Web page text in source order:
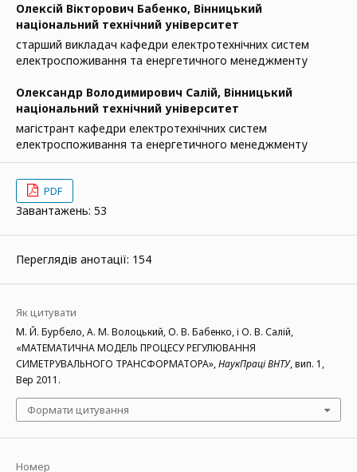
Олексій Вікторович Бабенко, Вінницький
національний технічний університет
старший викладач кафедри електротехнічних систем
електроспоживання та енергетичного менеджменту
Олександр Володимирович Салій, Вінницький
національний технічний університет
магістрант кафедри електротехнічних систем
електроспоживання та енергетичного менеджменту
PDF
Завантажень: 53
Переглядів анотації: 154
Як цитувати
М. Й. Бурбело, А. М. Волоцький, О. В. Бабенко, і О. В. Салій,
«МАТЕМАТИЧНА МОДЕЛЬ ПРОЦЕСУ РЕГУЛЮВАННЯ
СИМЕТРУВАЛЬНОГО ТРАНСФОРМАТОРА»,НаукПраці ВНТУ, вип. 1,
Вер 2011.
Формати цитування
Номер